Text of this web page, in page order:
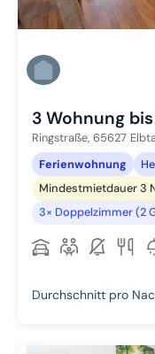
3 Wohnung
Ringstraße, 65627
Ferienwohnung
Mindestmietdauer 3
3× Doppelzimmer (2
Durchschnitt pro